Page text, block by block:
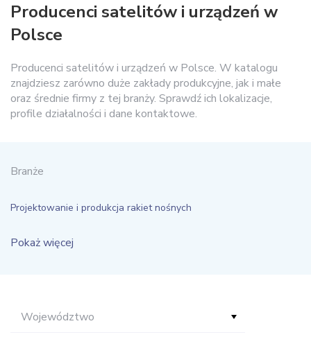
Producenci satelitów i urządzeń w
Polsce
Producenci satelitów i urządzeń w Polsce. W katalogu
znajdziesz zarówno duże zakłady produkcyjne, jak i małe
oraz średnie firmy z tej branży. Sprawdź ich lokalizacje,
profile działalności i dane kontaktowe.
Branże
Projektowanie i produkcja rakiet nośnych
Pokaż więcej
Województwo